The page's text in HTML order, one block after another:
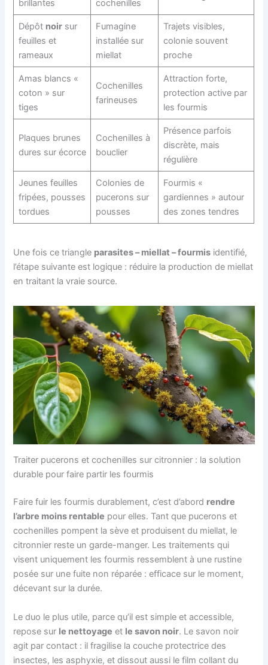
brillantes cochenilles
Dépôt noirsur
feuilles et
rameaux
Fumagine
installée sur
miellat
Trajets visibles,
colonie souvent
proche
Amas blancs «
coton » sur
tiges
Cochenilles
farineuses
Attraction forte,
protection active par
les fourmis
Plaques brunes
dures sur écorce
Cochenilles à
bouclier
Présence parfois
discrète, mais
régulière
Jeunes feuilles
fripées, pousses
tordues
Colonies de
pucerons sur
pousses
Fourmis «
gardiennes » autour
des zones tendres
Une fois ce triangle parasites – miellat – fourmis identifié,
l’étape suivante est logique : réduire la production de miellat
en traitant la vraie source.
Traiter pucerons et cochenilles sur citronnier : la solution
durable pour faire partir les fourmis
Faire fuir les fourmis durablement, c’est d’abord rendre
l’arbre moins rentable pour elles. Tant que pucerons et
cochenilles pompent la sève et produisent du miellat, le
citronnier reste un garde-manger. Les traitements qui
visent uniquement les fourmis ressemblent à une rustine
posée sur une fuite non réparée : efficace sur le moment,
décevant sur la durée.
Le duo le plus utile, parce qu’il est simple et accessible,
repose sur le nettoyage et le savon noir. Le savon noir
agit par contact : il fragilise la couche protectrice des
insectes, les asphyxie, et dissout aussi le film collant du